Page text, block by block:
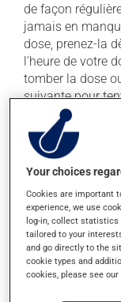
de façon
jamais en
dose, prenez-la
l'heure de votre
tomber la dose
suivante pour
Ce médicament
sans égard aux
Effets
En plus de ses
l'occasion
secondaires),
il peut
parfois
Your choices
Cookies are important
experience, we use
log-in, collect
tailored to your
and go directly to the
cookie types and
cookies, please see our